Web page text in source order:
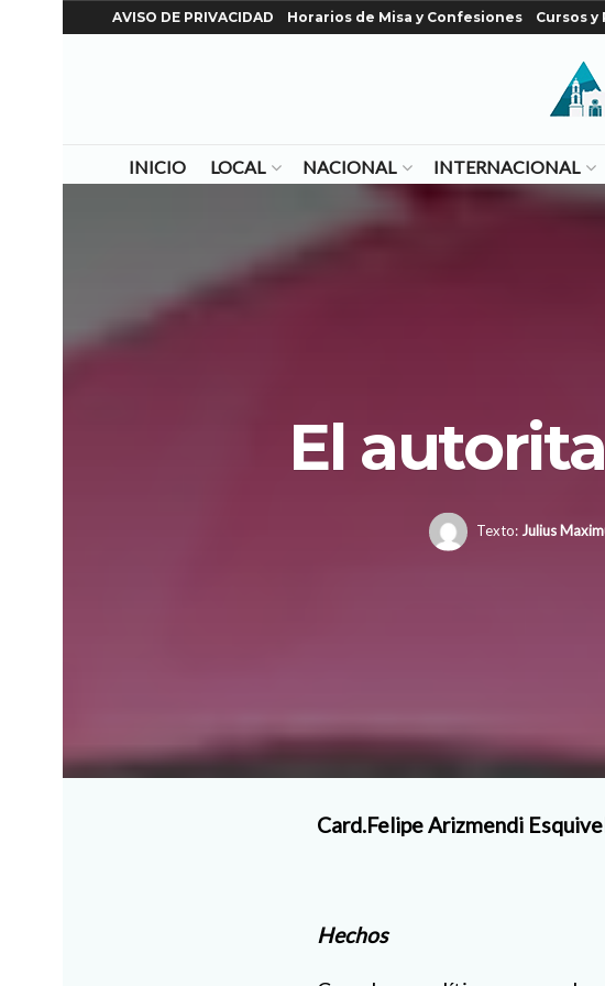
AVISO DE PRIVACIDAD Horarios de Misa y Confesiones Cursos y
INICIO LOCAL NACIONAL INTERNACIONAL
El
Texto: Julius
Card.Felipe Arizmendi
Hechos